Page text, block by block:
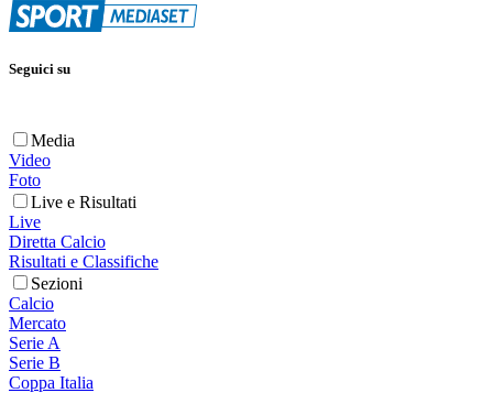
Seguici su
Media
Video
Foto
Live e Risultati
Live
Diretta Calcio
Risultati e Classifiche
Sezioni
Calcio
Mercato
Serie A
Serie B
Coppa Italia